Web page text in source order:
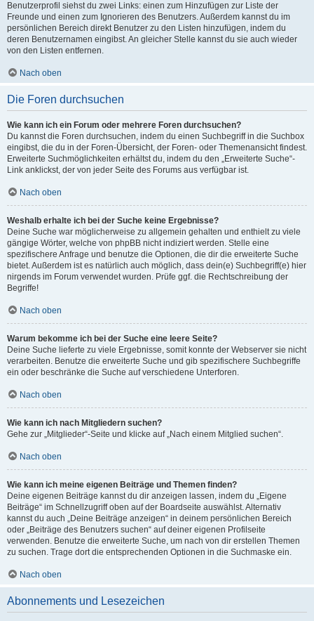
Benutzerprofil siehst du zwei Links: einen zum Hinzufügen zur Liste der
Freunde und einen zum Ignorieren des Benutzers. Außerdem kannst du im
persönlichen Bereich direkt Benutzer zu den Listen hinzufügen, indem du
deren Benutzernamen eingibst. An gleicher Stelle kannst du sie auch wieder
von den Listen entfernen.
Nach oben
Die Foren durchsuchen
Wie kann ich ein Forum oder mehrere Foren durchsuchen?
Du kannst die Foren durchsuchen, indem du einen Suchbegriff in die Suchbox
eingibst, die du in der Foren-Übersicht, der Foren- oder Themenansicht findest.
Erweiterte Suchmöglichkeiten erhältst du, indem du den „Erweiterte Suche“-
Link anklickst, der von jeder Seite des Forums aus verfügbar ist.
Nach oben
Weshalb erhalte ich bei der Suche keine Ergebnisse?
Deine Suche war möglicherweise zu allgemein gehalten und enthielt zu viele
gängige Wörter, welche von phpBB nicht indiziert werden. Stelle eine
spezifischere Anfrage und benutze die Optionen, die dir die erweiterte Suche
bietet. Außerdem ist es natürlich auch möglich, dass dein(e) Suchbegriff(e) hier
nirgends im Forum verwendet wurden. Prüfe ggf. die Rechtschreibung der
Begriffe!
Nach oben
Warum bekomme ich bei der Suche eine leere Seite?
Deine Suche lieferte zu viele Ergebnisse, somit konnte der Webserver sie nicht
verarbeiten. Benutze die erweiterte Suche und gib spezifischere Suchbegriffe
ein oder beschränke die Suche auf verschiedene Unterforen.
Nach oben
Wie kann ich nach Mitgliedern suchen?
Gehe zur „Mitglieder“-Seite und klicke auf „Nach einem Mitglied suchen“.
Nach oben
Wie kann ich meine eigenen Beiträge und Themen finden?
Deine eigenen Beiträge kannst du dir anzeigen lassen, indem du „Eigene
Beiträge“ im Schnellzugriff oben auf der Boardseite auswählst. Alternativ
kannst du auch „Deine Beiträge anzeigen“ in deinem persönlichen Bereich
oder „Beiträge des Benutzers suchen“ auf deiner eigenen Profilseite
verwenden. Benutze die erweiterte Suche, um nach von dir erstellen Themen
zu suchen. Trage dort die entsprechenden Optionen in die Suchmaske ein.
Nach oben
Abonnements und Lesezeichen